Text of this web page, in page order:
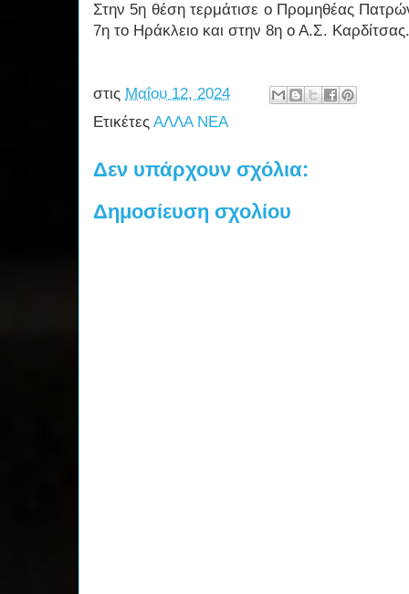
Στην 5η θέση τερμάτισε ο Προμηθέας
7η το Ηράκλειο και στην 8η ο Α.Σ.
στις Μαΐου 12, 2024
Ετικέτες ΑΛΛΑ ΝΕΑ
Δεν υπάρχουν σχόλια:
Δημοσίευση σχολίου